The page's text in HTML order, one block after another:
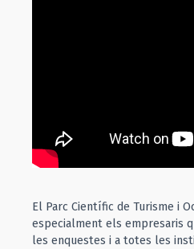
El Parc Científic de Turisme i
especialment els empresaris
les enquestes i a totes les